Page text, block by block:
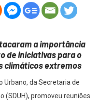
a importância
de iniciativas para o
climáticos extremos
Urbano, da Secretaria de
(SDUH), promoveu reuniões